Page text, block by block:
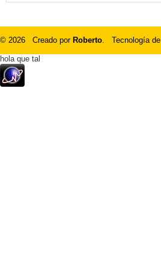
© 2026 Creado por Roberto. Tecnología de
hola que tal